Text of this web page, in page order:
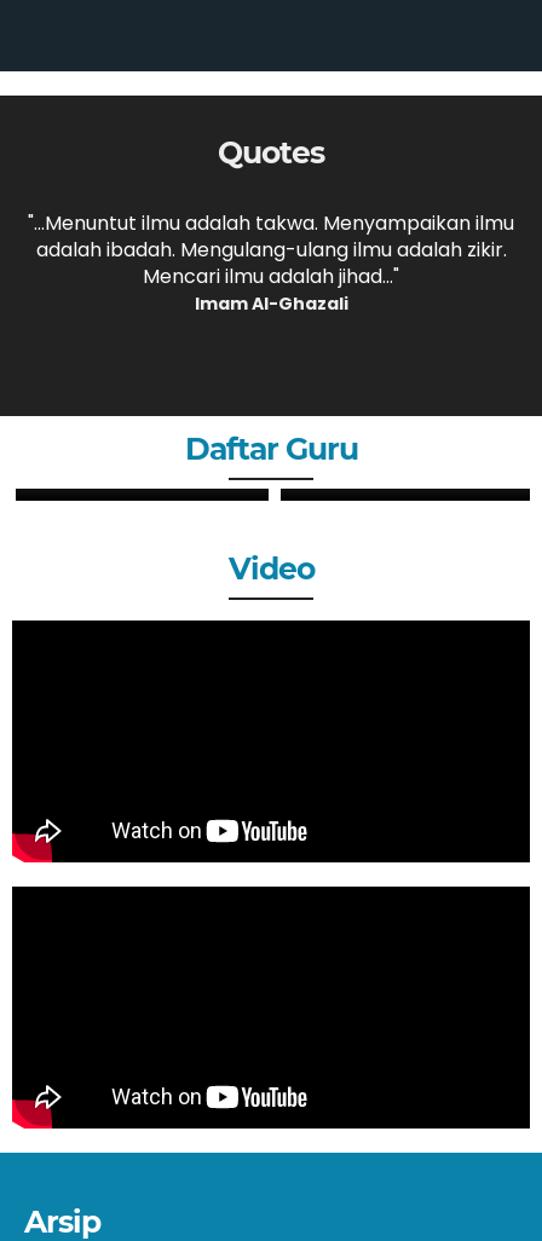
Quotes
"...Menuntut ilmu adalah takwa. Menyampaikan ilmu
adalah ibadah. Mengulang-ulang ilmu adalah zikir.
Mencari ilmu adalah jihad..."
Imam Al-Ghazali
Daftar Guru
ZHERY OKTANDI, S.Pd ANDRI MAULANA, S.Pd
Video
Arsip